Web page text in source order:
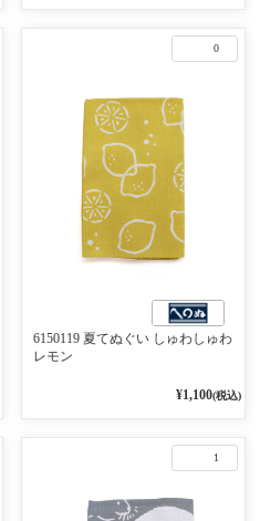
0
6150119 夏てぬぐい しゅわしゅわ
レモン
¥1,100(税込)
1